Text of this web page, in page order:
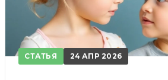
СТАТЬЯ 24 АПР 2026